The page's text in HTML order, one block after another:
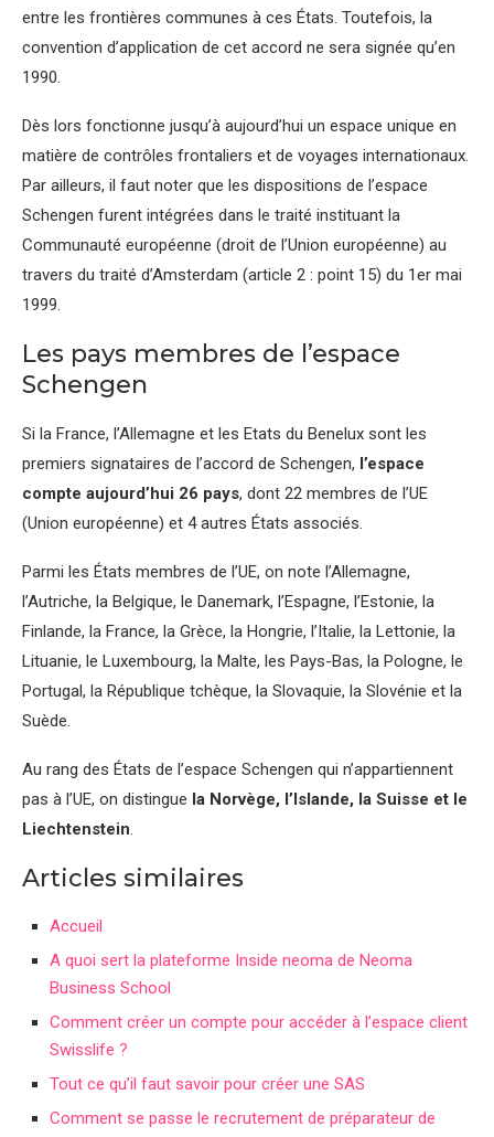
entre les frontières communes à ces États. Toutefois, la
convention d’application de cet accord ne sera signée qu’en
1990.
Dès lors fonctionne jusqu’à aujourd’hui un espace unique en
matière de contrôles frontaliers et de voyages internationaux.
Par ailleurs, il faut noter que les dispositions de l’espace
Schengen furent intégrées dans le traité instituant la
Communauté européenne (droit de l’Union européenne) au
travers du traité d’Amsterdam (article 2 : point 15) du 1er mai
1999.
Les pays membres de l’espace
Schengen
Si la France, l’Allemagne et les Etats du Benelux sont les
premiers signataires de l’accord de Schengen, l’espace
compte aujourd’hui 26 pays, dont 22 membres de l’UE
(Union européenne) et 4 autres États associés.
Parmi les États membres de l’UE, on note l’Allemagne,
l’Autriche, la Belgique, le Danemark, l’Espagne, l’Estonie, la
Finlande, la France, la Grèce, la Hongrie, l’Italie, la Lettonie, la
Lituanie, le Luxembourg, la Malte, les Pays-Bas, la Pologne, le
Portugal, la République tchèque, la Slovaquie, la Slovénie et la
Suède.
Au rang des États de l’espace Schengen qui n’appartiennent
pas à l’UE, on distingue la Norvège, l’Islande, la Suisse et le
Liechtenstein.
Articles similaires
Accueil
A quoi sert la plateforme Inside neoma de Neoma
Business School
Comment créer un compte pour accéder à l’espace client
Swisslife ?
Tout ce qu’il faut savoir pour créer une SAS
Comment se passe le recrutement de préparateur de